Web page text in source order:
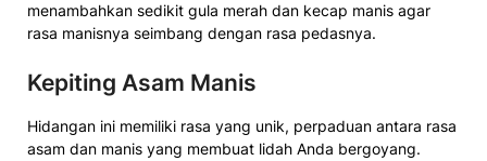
menambahkan sedikit gula merah dan kecap manis agar
rasa manisnya seimbang dengan rasa pedasnya.
Kepiting Asam Manis
Hidangan ini memiliki rasa yang unik, perpaduan antara rasa
asam dan manis yang membuat lidah Anda bergoyang.